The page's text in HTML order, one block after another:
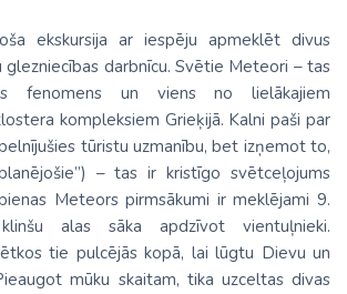
ekskursija ar iespēju apmeklēt divus
glezniecības darbnīcu. Svētie Meteori – tas
fenomens un viens no lielākajiem
kompleksiem Grieķijā. Kalni paši par
tūristu uzmanību, bet izņemot to,
– tas ir kristīgo svētceļojums
Meteors pirmsākumi ir meklējami 9.
alas sāka apdzīvot vientuļnieki.
tie pulcējās kopā, lai lūgtu Dievu un
mūku skaitam, tika uzceltas divas